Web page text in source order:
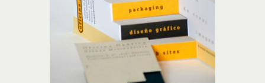
IDENTIDAD CORPORATIVA,
PACKAGING